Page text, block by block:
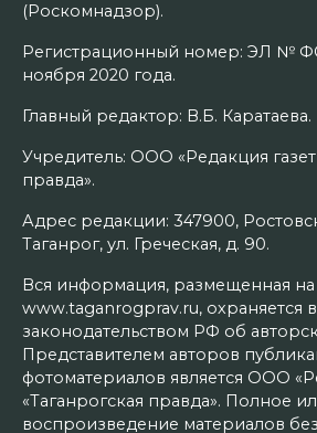
(Роскомнадзор).
Регистрационный номер: ЭЛ № ФС
ноября 2020 года.
Главный редактор: В.Б. Каратаева.
Учредитель: ООО «Редакция
правда».
Адрес редакции: 347900,
Таганрог, ул. Греческая, д. 90.
Вся информация, размещенная на
www.taganrogprav.ru, охраняется
законодательством РФ об
Представителем авторов
фотоматериалов является ООО
«Таганрогская правда». Полное
воспроизведение материалов